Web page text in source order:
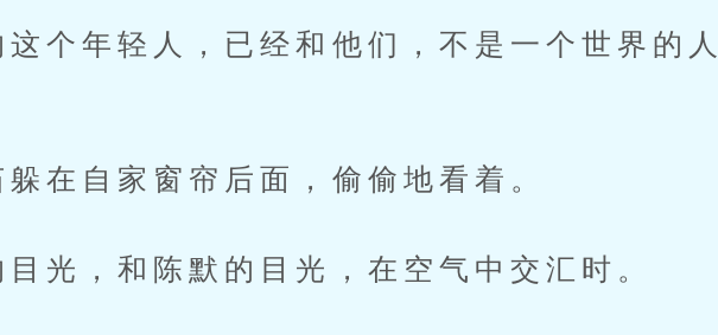
轻人，已经和他们，不是一个世界的人
自家窗帘后面，偷偷地看着。
，和陈默的目光，在空气中交汇时。